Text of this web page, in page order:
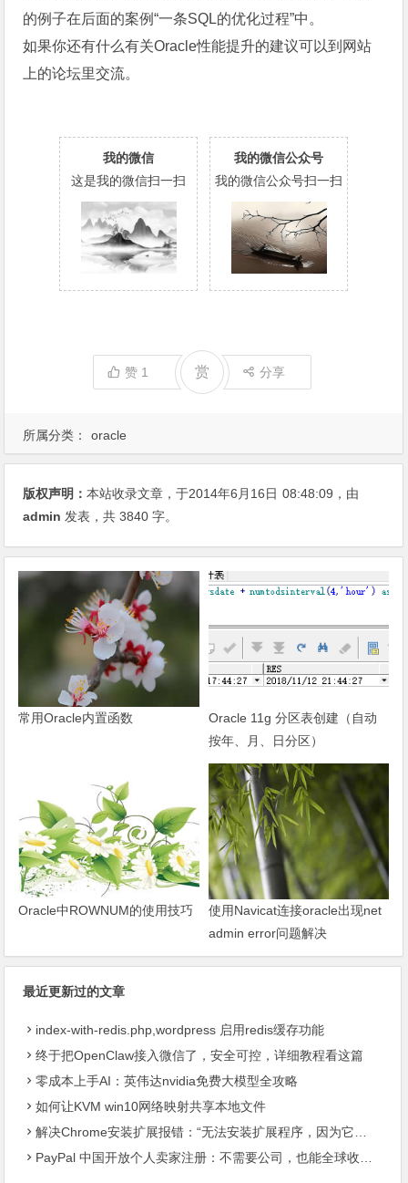
所属分类： oracle
的例子在后面的案例“一条SQL的优化过程”中。
如果你还有什么有关Oracle性能提升的建议可以到网站
上的论坛里交流。
我的微信
这是我的微信扫一扫
我的微信公众号
我的微信公众号扫一扫
赞 1 赏 分享
版权声明：本站收录文章，于2014年6月16日 08:48:09 ，由
admin 发表，共 3840 字。
常用Oracle内置函数
Oracle 11g 分区表创建（自动
按年、月、日分区）
Oracle中ROWNUM的使用技巧
使用Navicat连接oracle出现net
admin error问题解决
最近更新过的文章
index-with-redis.php,wordpress 启用redis缓存功能
终于把OpenClaw接入微信了，安全可控，详细教程看这篇
零成本上手AI：英伟达nvidia免费大模型全攻略
如何让KVM win10网络映射共享本地文件
解决Chrome安装扩展报错：“无法安装扩展程序，因为它使用了不受支持的清单版本“
PayPal 中国开放个人卖家注册：不需要公司，也能全球收款了